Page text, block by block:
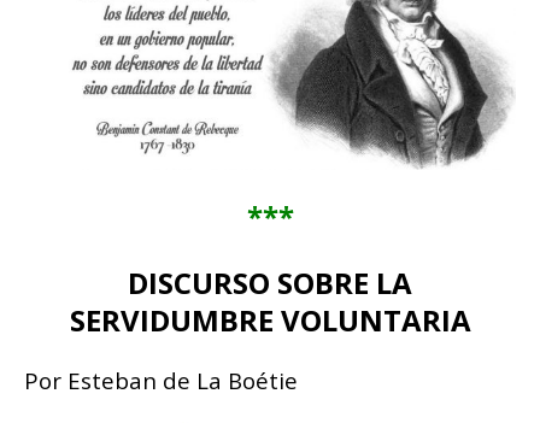
***
DISCURSO SOBRE LA
SERVIDUMBRE VOLUNTARIA
Por Esteban de La Boétie